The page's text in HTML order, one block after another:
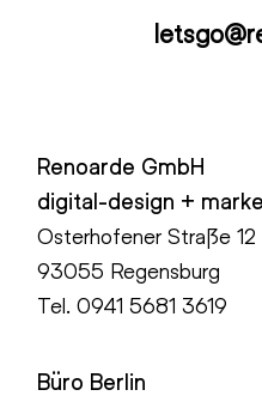
Renoarde GmbH
digital-design +
Osterhofener Straße 12
93055 Regensburg
Tel.0941 5681 3619
Büro Berlin